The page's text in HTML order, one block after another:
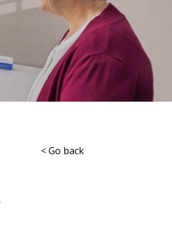
< Go back